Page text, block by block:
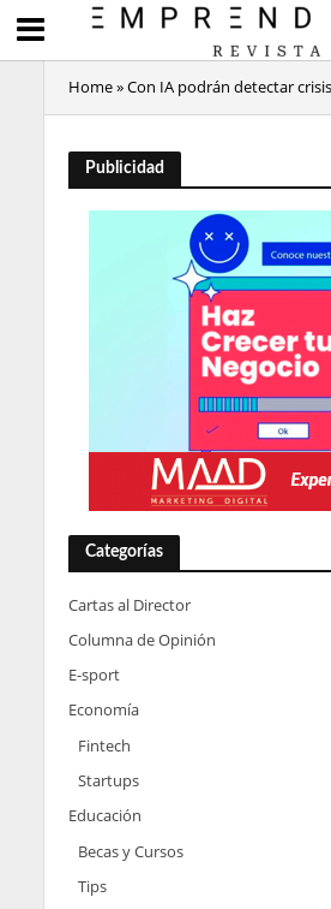
Home»Con IA podrán detectar
Publicidad
Categorías
Cartas al Director
Columna de Opinión
E-sport
Economía
Fintech
Startups
Educación
Becas y Cursos
Tips